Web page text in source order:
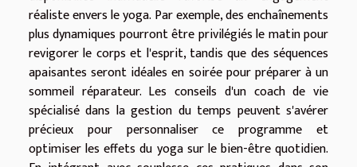
réaliste envers le yoga. Par exemple, des enchaînements
plus dynamiques pourront être privilégiés le matin pour
revigorer le corps et l'esprit, tandis que des séquences
apaisantes seront idéales en soirée pour préparer à un
sommeil réparateur. Les conseils d'un coach de vie
spécialisé dans la gestion du temps peuvent s'avérer
précieux pour personnaliser ce programme et
optimiser les effets du yoga sur le bien-être quotidien.